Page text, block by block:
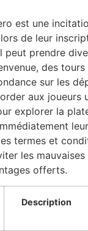
est une
de leur
peut prendre
des
sur les
aux joueurs
explorer la
termes et
les mauvaises
offerts.
Description